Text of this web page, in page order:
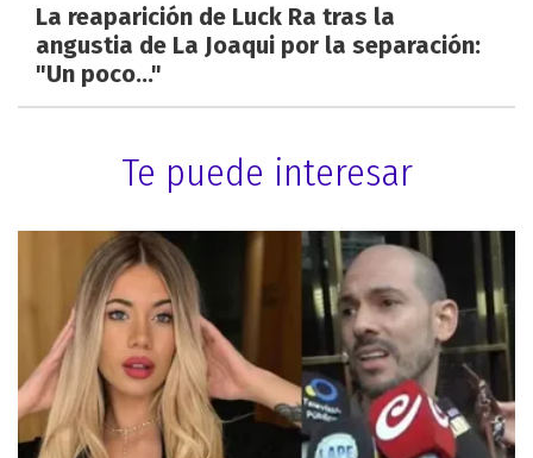
La reaparición de Luck Ra tras la
angustia de La Joaqui por la separación:
"Un poco..."
Te puede interesar